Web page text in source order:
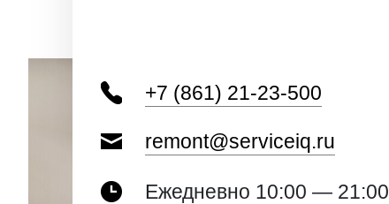
+7 (861) 21-23-500
remont@serviceiq.ru
Ежедневно 10:00 — 21:00